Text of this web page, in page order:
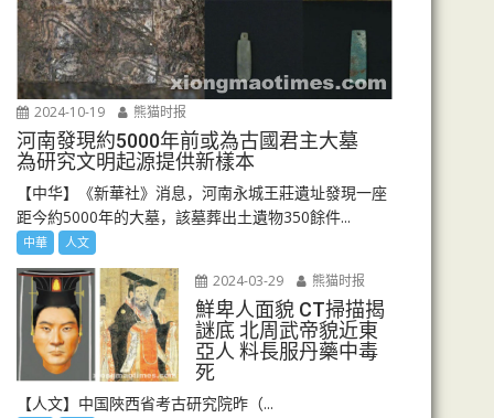
2024-10-19 熊猫时报
河南發現約5000年前或為古國君主大墓
為研究文明起源提供新樣本
【中华】《新華社》消息，河南永城王莊遺址發現一座
距今約5000年的大墓，該墓葬出土遺物350餘件...
中華 人文
2024-03-29 熊猫时报
鮮卑人面貌 CT掃描揭
謎底 北周武帝貌近東
亞人 料長服丹藥中毒
死
【人文】中国陜西省考古研究院昨（...